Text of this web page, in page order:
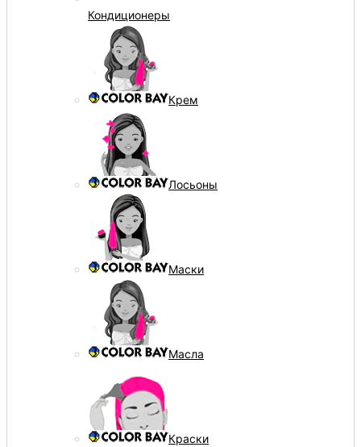
Кондиционеры
Крем
Лосьоны
Маски
Масла
Краски